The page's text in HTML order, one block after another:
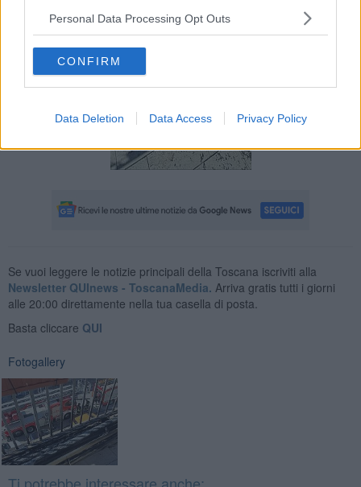
Personal Data Processing Opt Outs
CONFIRM
Data Deletion Data Access Privacy Policy
Se vuoi leggere le notizie principali della Toscana iscriviti alla
Newsletter QUInews - ToscanaMedia. Arriva gratis tutti i giorni
alle 20:00 direttamente nella tua casella di posta.
Basta cliccare QUI
Fotogallery